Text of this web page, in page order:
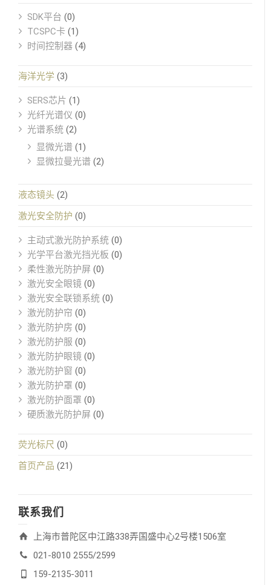
SDK平台 (0)
TCSPC卡 (1)
时间控制器 (4)
海洋光学 (3)
SERS芯片 (1)
光纤光谱仪 (0)
光谱系统 (2)
显微光谱 (1)
显微拉曼光谱 (2)
液态镜头 (2)
激光安全防护 (0)
主动式激光防护系统 (0)
光学平台激光挡光板 (0)
柔性激光防护屏 (0)
激光安全眼镜 (0)
激光安全联锁系统 (0)
激光防护帘 (0)
激光防护房 (0)
激光防护服 (0)
激光防护眼镜 (0)
激光防护窗 (0)
激光防护罩 (0)
激光防护面罩 (0)
硬质激光防护屏 (0)
荧光标尺 (0)
首页产品 (21)
联系我们
上海市普陀区中江路338弄国盛中心2号楼1506室
021-8010 2555/2599
159-2135-3011